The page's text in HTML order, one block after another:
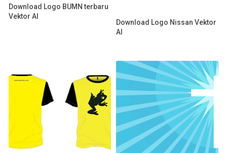
Download Logo BUMN terbaru
Vektor AI
Download Logo Nissan Vektor
AI